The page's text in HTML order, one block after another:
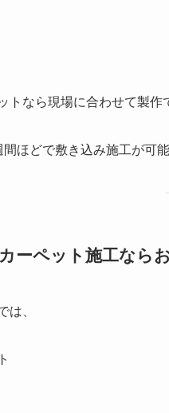
トなら現場に合わせて製作
ほどで敷き込み施工が可能
ーペット施工なら
、